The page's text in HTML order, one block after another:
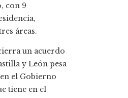
con 9
áreas.
un acuerdo
y León pesa
el Gobierno
tiene en el